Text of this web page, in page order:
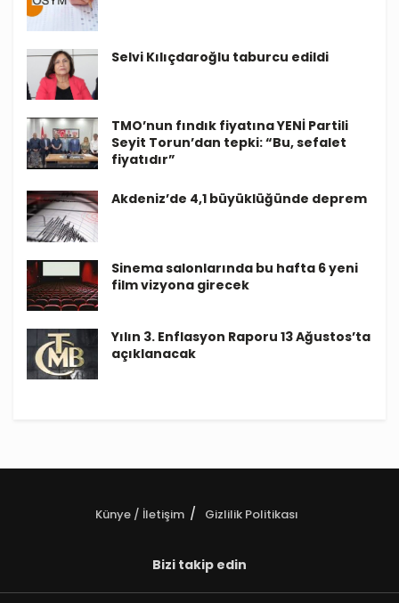
Selvi Kılıçdaroğlu taburcu edildi
TMO’nun fındık fiyatına YENİ Partili
Seyit Torun’dan tepki: “Bu, sefalet
fiyatıdır”
Akdeniz’de 4,1 büyüklüğünde deprem
Sinema salonlarında bu hafta 6 yeni
film vizyona girecek
Yılın 3. Enflasyon Raporu 13 Ağustos’ta
açıklanacak
Künye / İletişim Gizlilik Politikası
Bizi takip edin